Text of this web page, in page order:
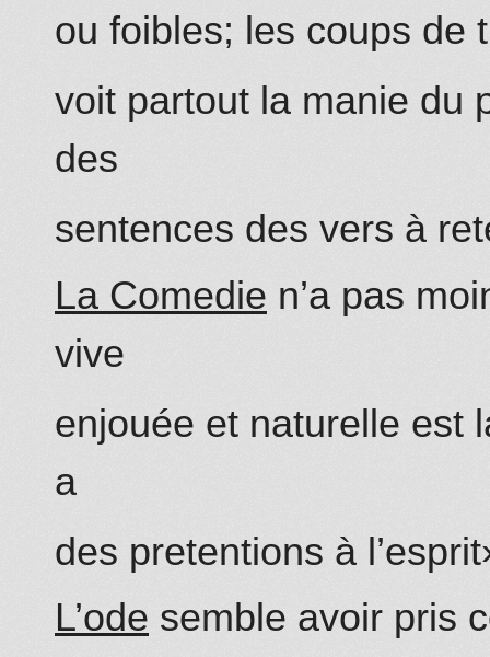
ou foibles; les coups de
voit partout la manie du
des
sentences des vers à
La Comedie n’a pas
vive
enjouée et naturelle est
a
des pretentions à
L’ode semble avoir pris